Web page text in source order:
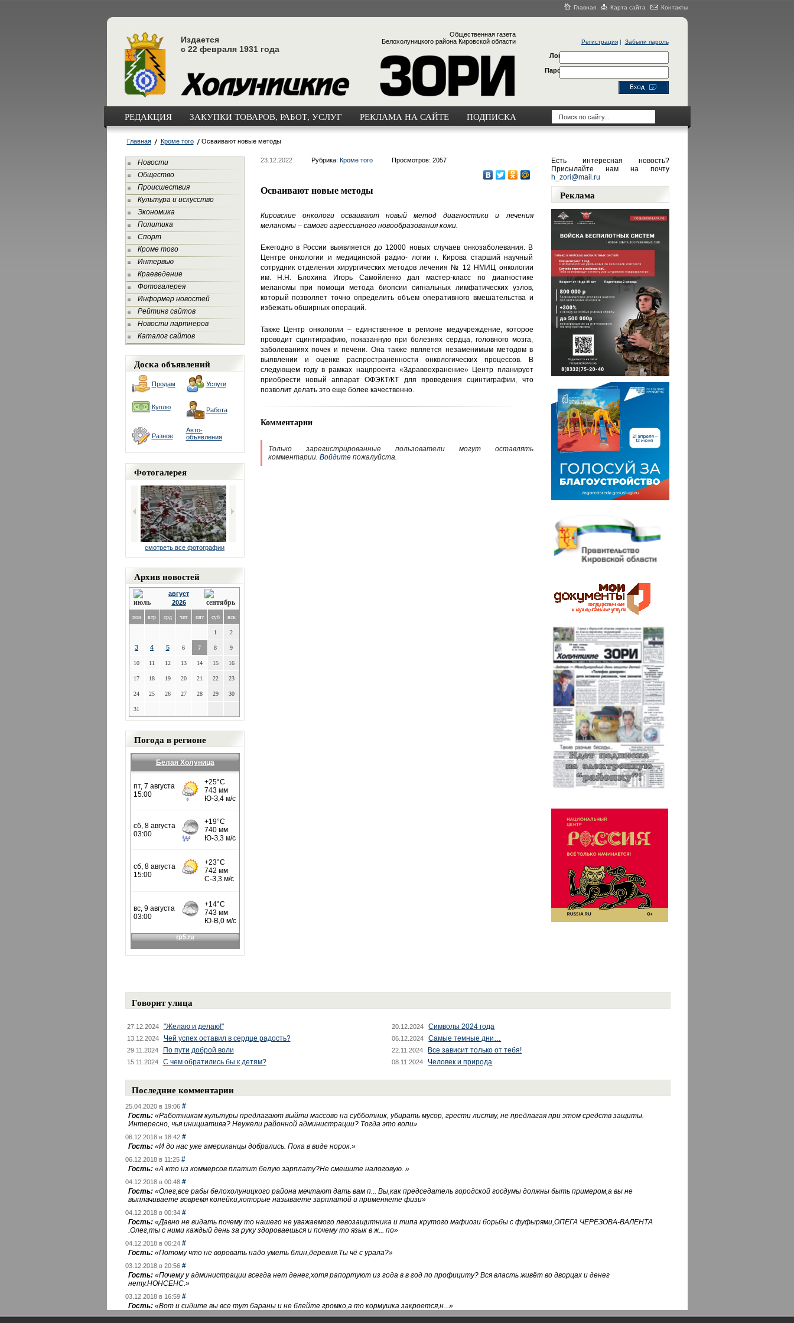
Главная Карта сайта Контакты
Издается
с 22 февраля 1931 года
Общественная газета
Белохолуницкого района Кировской области
Регистрация| Забыли пароль
Логин
Пароль
РЕДАКЦИЯ ЗАКУПКИ ТОВАРОВ, РАБОТ, УСЛУГ РЕКЛАМА НА САЙТЕ ПОДПИСКА
Главная Кроме того Осваивают новые методы
Новости
Общество
Происшествия
Культура и искусство
Экономика
Политика
Спорт
Кроме того
Интервью
Краеведение
Фотогалерея
Информер новостей
Рейтинг сайтов
Новости партнеров
Каталог сайтов
Доска объявлений
Продам Услуги
Куплю Работа
Разное
Авто-
объявления
Фотогалерея
смотреть все фотографии
Архив новостей
август
2026
пон втр срд чет пят суб вск
1 2
3 4 5 6 7 8 9
10 11 12 13 14 15 16
17 18 19 20 21 22 23
24 25 26 27 28 29 30
31
Погода в регионе
Белая Холуница
23.12.2022 Рубрика: Кроме того Просмотров: 2057
Осваивают новые методы
Кировские онкологи осваивают новый метод диагностики и лечения
меланомы – самого агрессивного новообразования кожи.
Ежегодно в России выявляется до 12000 новых случаев онкозаболевания. В
Центре онкологии и медицинской радио- логии г. Кирова старший научный
сотрудник отделения хирургических методов лечения № 12 НМИЦ онкологии
им. Н.Н. Блохина Игорь Самойленко дал мастер-класс по диагностике
меланомы при помощи метода биопсии сигнальных лимфатических узлов,
который позволяет точно определить объем оперативного вмешательства и
избежать обширных операций.
Также Центр онкологии – единственное в регионе медучреждение, которое
проводит сцинтиграфию, показанную при болезнях сердца, головного мозга,
заболеваниях почек и печени. Она также является незаменимым методом в
выявлении и оценке распространённости онкологических процессов. В
следующем году в рамках нацпроекта «Здравоохранение» Центр планирует
приобрести новый аппарат ОФЭКТ/КТ для проведения сцинтиграфии, что
позволит делать это еще более качественно.
Комментарии
Только зарегистрированные пользователи могут оставлять
комментарии. Войдитепожалуйста.
Есть интересная новость?
Присылайте нам на почту
h_zori@mail.ru
Реклама
Говорит улица
27.12.2024 "Желаю и делаю!" 20.12.2024 Символы 2024 года
13.12.2024 Чей успех оставил в сердце радость? 06.12.2024 Самые темные дни…
29.11.2024 По пути доброй воли 22.11.2024 Все зависит только от тебя!
15.11.2024 С чем обратились бы к детям? 08.11.2024 Человек и природа
Последние комментарии
25.04.2020 в 19:06 #
Гость: «Работникам культуры предлагают выйти массово на субботник, убирать мусор, грести листву, не предлагая при этом средств защиты.
Интересно, чья инициатива? Неужели районной администрации? Тогда это вопи»
06.12.2018 в 18:42 #
Гость: «И до нас уже американцы добрались. Пока в виде норок.»
06.12.2018 в 11:25 #
Гость: «А кто из коммерсов платит белую зарплату?Не смешите налоговую. »
04.12.2018 в 00:48 #
Гость: «Олег,все рабы белохолуницкого района мечтают дать вам п... Вы,как председатель городской госдумы должны быть примером,а вы не
выплачиваете вовремя копейки,которые называете зарплатой и применяете физи»
04.12.2018 в 00:34 #
Гость: «Давно не видать почему то нашего не уважаемого левозащитника и типа крутого мафиози борьбы с фуфырями,ОПЕГА ЧЕРЕЗОВА-ВАЛЕНТА
.Олег,ты с ними каждый день за руку здороваешься и почему то язык в ж... по»
04.12.2018 в 00:24 #
Гость: «Потому что не воровать надо уметь блин,деревня.Ты чё с урала?»
03.12.2018 в 20:56 #
Гость: «Почему у администрации всегда нет денег,хотя рапортуют из года в в год по профициту? Вся власть живёт во дворцах и денег
нету.НОНСЕНС.»
03.12.2018 в 16:59 #
Гость: «Вот и сидите вы все тут бараны и не блейте громко,а то кормушка закроется,н...»